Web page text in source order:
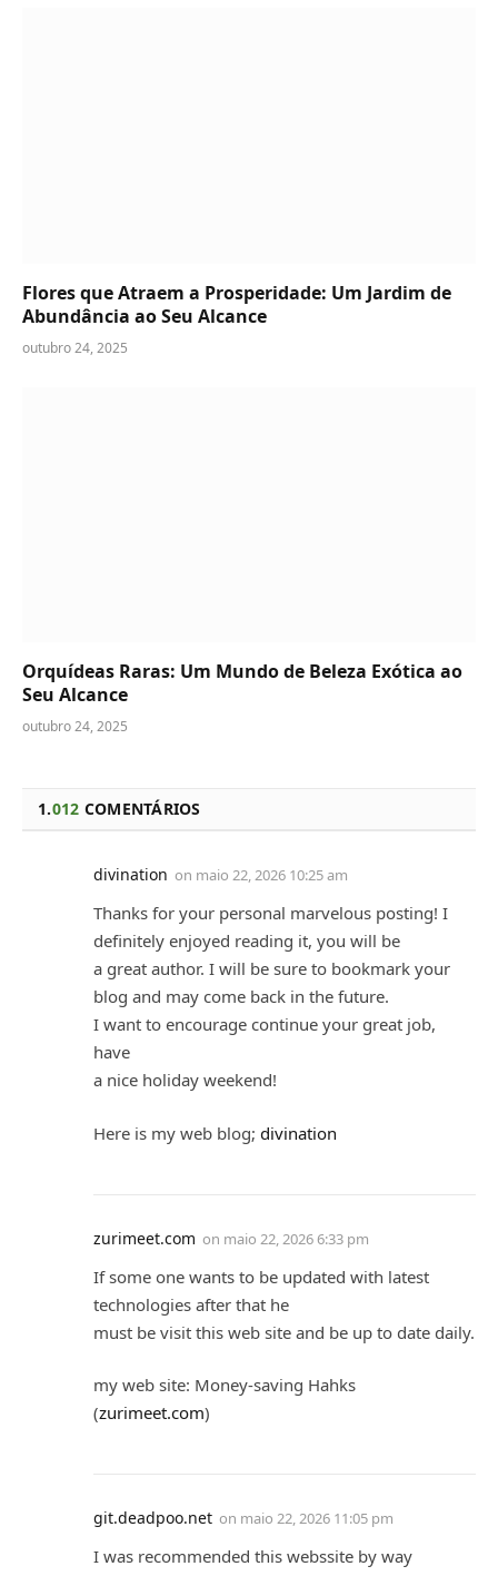
Flores que Atraem a Prosperidade: Um Jardim de
Abundância ao Seu Alcance
outubro 24, 2025
Orquídeas Raras: Um Mundo de Beleza Exótica ao
Seu Alcance
outubro 24, 2025
1.012 COMENTÁRIOS
divination on maio 22, 2026 10:25 am
Thanks for your personal marvelous posting! I
definitely enjoyed reading it, you will be
a great author. I will be sure to bookmark your
blog and may come back in the future.
I want to encourage continue your great job,
have
a nice holiday weekend!
Here is my web blog; divination
zurimeet.com on maio 22, 2026 6:33 pm
If some one wants to be updated with latest
technologies after that he
must be visit this web site and be up to date daily.
my web site: Money-saving Hahks
(zurimeet.com)
git.deadpoo.net on maio 22, 2026 11:05 pm
I was recommended this webssite by ԝay